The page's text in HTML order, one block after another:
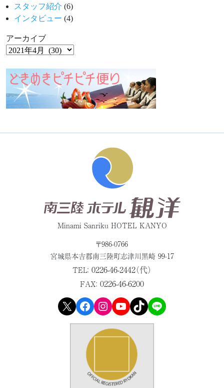
スタッフ紹介 (6)
インタビュー (4)
アーカイブ
Minami Sanriku HOTEL KANYO
〒986-0766
宮城県本吉郡南三陸町志津川黒崎 99-17
TEL： 0226-46-2442（代）
FAX： 0226-46-6200
X Facebook Instagram YouTube TikTok LINE